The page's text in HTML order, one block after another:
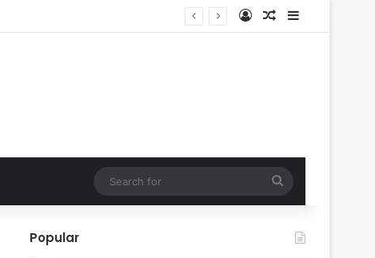
Log InRandom Article
Sidebar
for
Popular